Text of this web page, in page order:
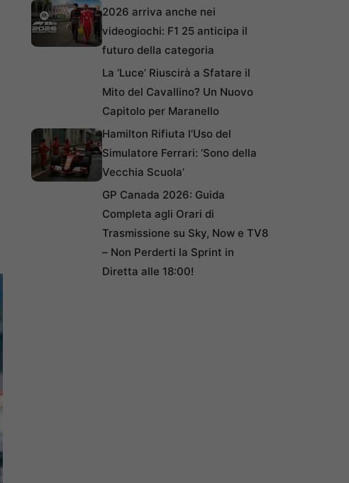
2026 arriva anche nei
videogiochi: F1 25 anticipa il
futuro della categoria
La ‘Luce’ Riuscirà a Sfatare il
Mito del Cavallino? Un Nuovo
Capitolo per Maranello
Hamilton Rifiuta l’Uso del
Simulatore Ferrari: ‘Sono della
Vecchia Scuola’
GP Canada 2026: Guida
Completa agli Orari di
Trasmissione su Sky, Now e TV8
– Non Perderti la Sprint in
Diretta alle 18:00!